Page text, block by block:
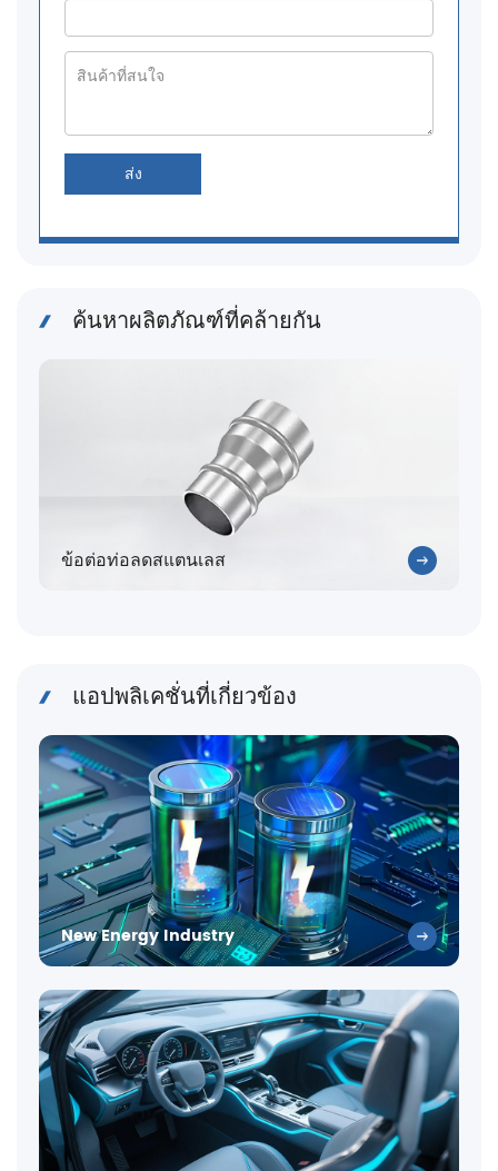
ส่ง
ค้นหาผลิตภัณฑ์ที่คล้ายกัน
ข้อต่อท่อลดสแตนเลส
แอปพลิเคชั่นที่เกี่ยวข้อง
New Energy Industry